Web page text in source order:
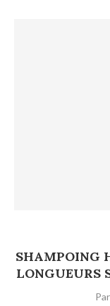
SHAMPOING
LONGUEURS
Par